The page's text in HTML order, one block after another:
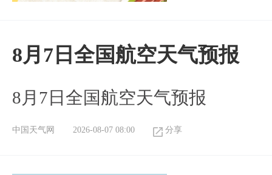
8月7日全国航空天气预报
8月7日全国航空天气预报
中国天气网 2026-08-07 08:00 分享